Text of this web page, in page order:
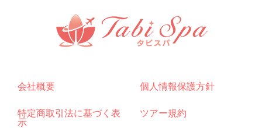
会社概要 個人情報保護方針
特定商取引法に基づく表
示
ツアー規約